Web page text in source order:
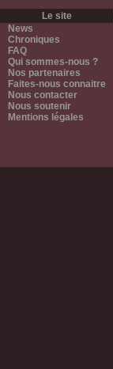
Le site
News
Chroniques
FAQ
Qui sommes-nous ?
Nos partenaires
Faites-nous connaitre
Nous contacter
Nous soutenir
Mentions légales